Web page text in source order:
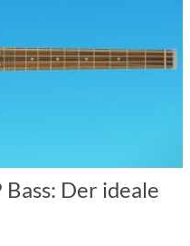
Der ideale